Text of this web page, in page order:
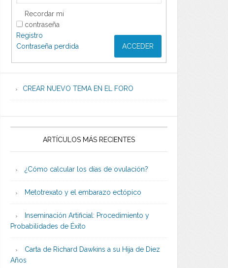
Recordar mi
contraseña
ACCEDER
Registro
Contraseña perdida
CREAR NUEVO TEMA EN EL FORO
ARTÍCULOS MÁS RECIENTES
¿Cómo calcular los días de ovulación?
Metotrexato y el embarazo ectópico
Inseminación Artificial: Procedimiento y
Probabilidades de Éxito
Carta de Richard Dawkins a su Hija de Diez
Años